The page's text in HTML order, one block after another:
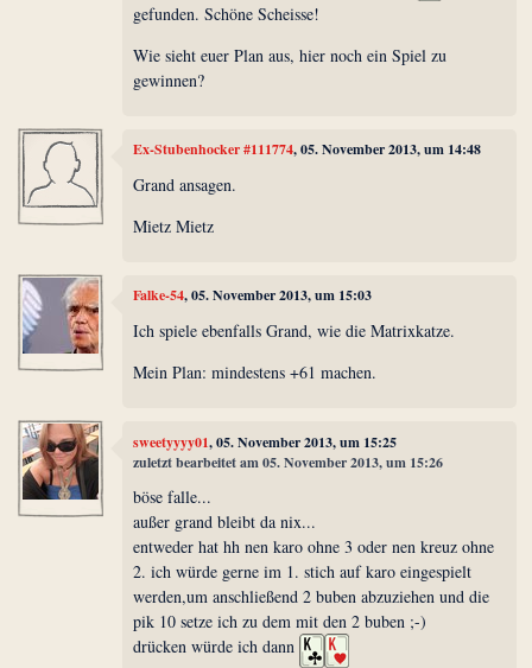
gefunden. Schöne Scheisse!
Wie sieht euer Plan aus, hier noch ein Spiel zu
gewinnen?
Ex-Stubenhocker #111774, 05. November 2013, um 14:48
Grand ansagen.
Mietz Mietz
Falke-54, 05. November 2013, um 15:03
Ich spiele ebenfalls Grand, wie die Matrixkatze.
Mein Plan: mindestens +61 machen.
sweetyyyy01, 05. November 2013, um 15:25
zuletzt bearbeitet am 05. November 2013, um 15:26
böse falle...
außer grand bleibt da nix...
entweder hat hh nen karo ohne 3 oder nen kreuz ohne
2. ich würde gerne im 1. stich auf karo eingespielt
werden,um anschließend 2 buben abzuziehen und die
pik 10 setze ich zu dem mit den 2 buben ;-)
drücken würde ich dann